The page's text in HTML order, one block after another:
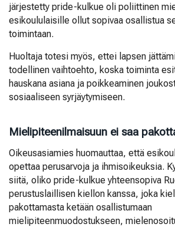
järjestetty pride-kulkue oli poliittinen
esikoululaisille ollut sopivaa osallistua
toimintaan.
Huoltaja totesi myös, ettei lapsen
todellinen vaihtoehto, koska toiminta
hauskana asiana ja poikkeaminen
sosiaaliseen syrjäytymiseen.
Mielipiteenilmaisuun ei saa
Oikeusasiamies huomauttaa, että
opettaa perusarvoja ja ihmisoikeuksia.
siitä, oliko pride-kulkue yhteensopiva
perustuslaillisen kiellon kanssa, joka
pakottamasta ketään osallistumaan
mielipiteenmuodostukseen,